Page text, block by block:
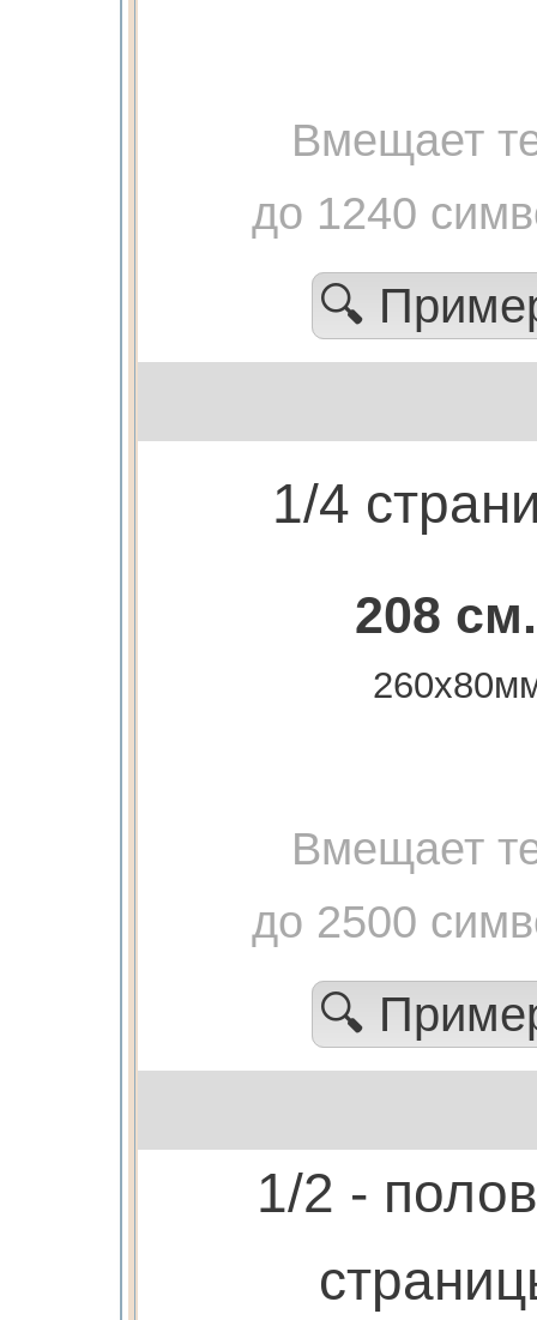
Вмещает
до 1240
🔍
1/4
208 см.
Вмещает
до 2500
🔍
1/2 -